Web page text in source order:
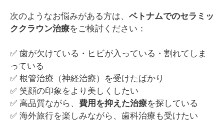
次のようなお悩みがある方は、 ベトナムでのセラミッ
ククラウン治療をご検討ください：
✅ 歯が欠けている・ヒビが入っている・割れてしま
っている
✅ 根管治療（神経治療）を受けたばかり
✅ 笑顔の印象をより美しくしたい
✅ 高品質ながら、 費用を抑えた治療を探している
✅ 海外旅行を楽しみながら、歯科治療も受けたい